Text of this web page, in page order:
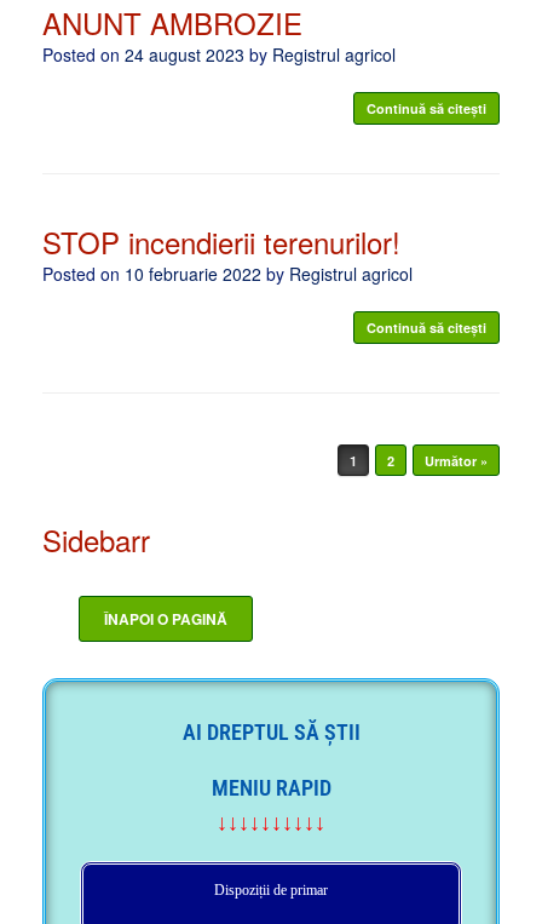
ANUNT AMBROZIE
Posted on 24 august 2023 by Registrul agricol
Continuă să citești
STOP incendierii terenurilor!
Posted on 10 februarie 2022 by Registrul agricol
Continuă să citești
1 2 Următor »
Sidebarr
AI DREPTUL SĂ ȘTII
MENIU RAPID
↓↓↓↓↓↓↓↓↓↓
Dispoziții de primar